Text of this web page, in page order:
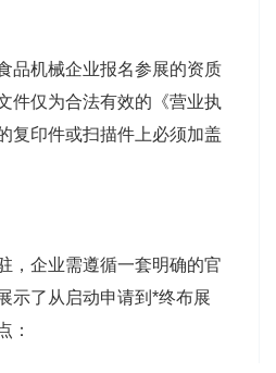
品机械企业报名参展的资质
件仅为合法有效的《营业执
复印件或扫描件上必须加盖
，企业需遵循一套明确的官
示了从启动申请到*终布展
：